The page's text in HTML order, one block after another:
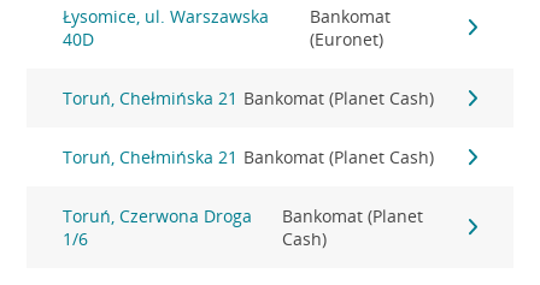
Łysomice, ul. Warszawska
40D
Bankomat
(Euronet)
Toruń, Chełmińska 21 Bankomat (Planet Cash)
Toruń, Chełmińska 21 Bankomat (Planet Cash)
Toruń, Czerwona Droga
1/6
Bankomat (Planet
Cash)